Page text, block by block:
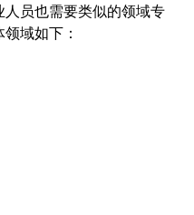
员也需要类似的领域专
域如下：